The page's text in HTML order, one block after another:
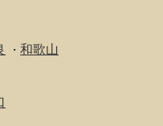
・ 和歌山